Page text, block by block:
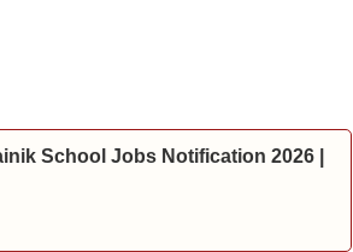
School Jobs Notification 2026 |